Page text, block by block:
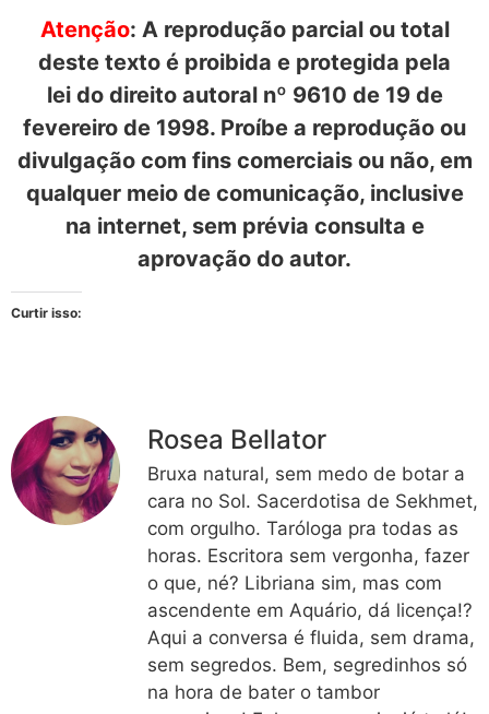
Atenção: A reprodução parcial ou total
deste texto é proibida e protegida pela
lei do direito autoral nº 9610 de 19 de
fevereiro de 1998. Proíbe a reprodução ou
divulgação com fins comerciais ou não, em
qualquer meio de comunicação, inclusive
na internet, sem prévia consulta e
aprovação do autor.
Curtir isso:
Rosea Bellator
Bruxa natural, sem medo de botar a
cara no Sol. Sacerdotisa de Sekhmet,
com orgulho. Taróloga pra todas as
horas. Escritora sem vergonha, fazer
o que, né? Libriana sim, mas com
ascendente em Aquário, dá licença!?
Aqui a conversa é fluida, sem drama,
sem segredos. Bem, segredinhos só
na hora de bater o tambor